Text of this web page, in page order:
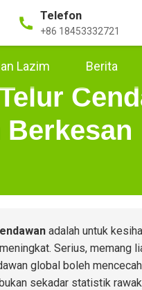
Telefon
+86 18453332721
Lazim Berita
Berkesan
adalah untuk
Serius, memang
global boleh
sekadar statistik